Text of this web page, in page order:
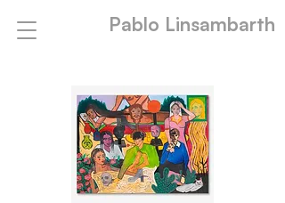
Pablo Linsambarth